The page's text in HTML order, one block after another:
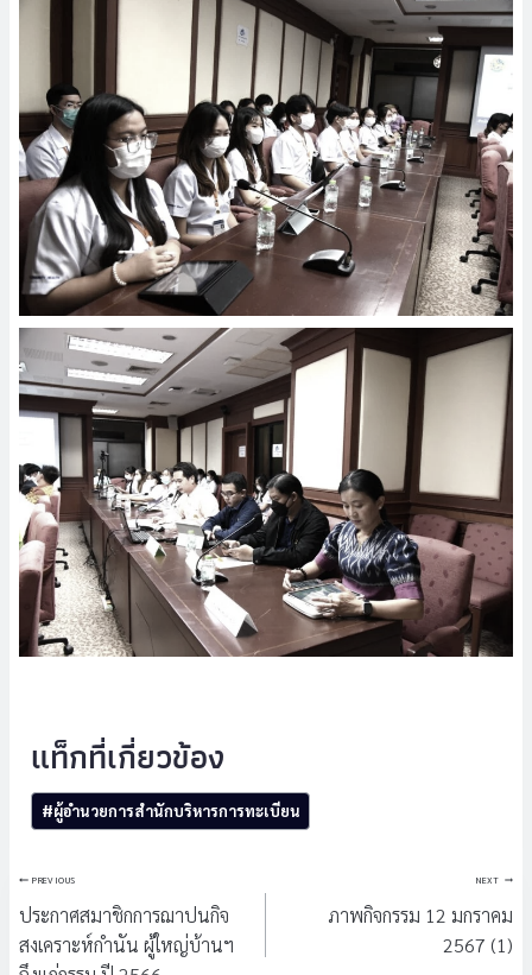
Post
Tags:
#ผู้อำนวยการสำนักบริหารการทะเบียน
แนะแนว
PREVIOUS
ประกาศสมาชิกการฌาปนกิจ
สงเคราะห์กำนัน ผู้ใหญ่บ้านฯ
NEXT
ภาพกิจกรรม 12 มกราคม
2567 (1)